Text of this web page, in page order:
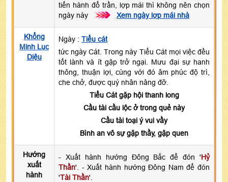
tiến hành đổ trần, lợp mái thì không nên chọn
ngày này
>>> Xem ngày lợp mái nhà
Khổng
Minh Lục
Diệu
Ngày : Tiểu cát
tức ngày Cát. Trong này Tiểu Cát mọi việc đều
tốt lành và ít gặp trở ngại. Mưu đại sự hanh
thông, thuận lợi, cùng với đó âm phúc độ trì,
che chở, được quý nhân nâng đỡ.
Tiểu Cát gặp hội thanh long
Cầu tài cầu lộc ở trong quẻ này
Cầu tài toại ý vui vầy
Bình an vô sự gặp thầy, gặp quen
Hướng
xuất
hành
- Xuất hành hướng Đông Bắc để đón 'Hỷ
Thần'. - Xuất hành hướng Đông Nam để đón
'Tài Thần'.